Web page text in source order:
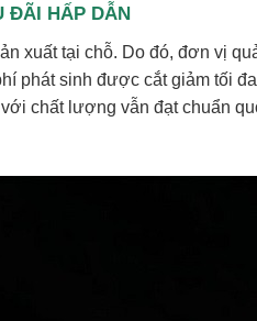
ĐÃI HẤP DẪN
xuất tại chỗ. Do đó, đơn vị
phát sinh được cắt giảm tối
chất lượng vẫn đạt chuẩn